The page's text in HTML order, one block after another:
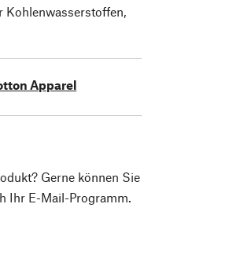
Apparel
Gerne können Sie
Ihr E-Mail-Programm.